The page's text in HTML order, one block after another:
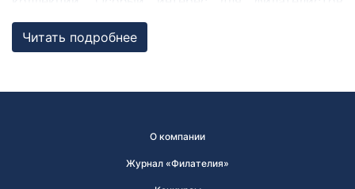
представляют марки из совместных с Россией
выпусков, ежегодных выпусков по программе
Совместный выпуск почтовых марок — выпуск,
осуществляющийся одновременно двумя
государствами и более. Марки в совместном
Читать подробнее
О компании
Журнал «Филателия»